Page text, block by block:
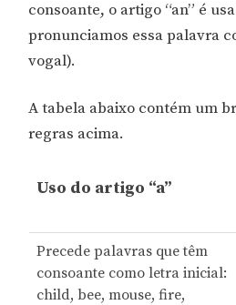
consoante, o artigo “an” é
pronunciamos essa palavra
vogal).
A tabela abaixo contém um
regras acima.
Uso do artigo “a”
Precede palavras que têm
consoante como letra inicial:
child, bee, mouse, fire,